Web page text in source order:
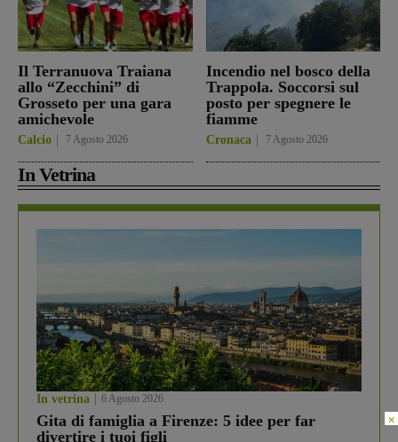
Il Terranuova Traiana
allo “Zecchini” di
Grosseto per una gara
amichevole
Calcio 7 Agosto 2026
Incendio nel bosco della
Trappola. Soccorsi sul
posto per spegnere le
fiamme
Cronaca 7 Agosto 2026
In Vetrina
In vetrina 6 Agosto 2026
Gita di famiglia a Firenze: 5 idee per far
divertire i tuoi figli
×